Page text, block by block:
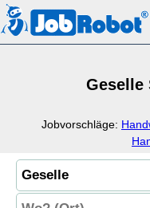
Geselle
Jobvorschläge: